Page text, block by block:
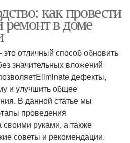
как провести
ремонт в доме
отличный способ обновить
значительных вложений
дефекты,
и улучшить общее
В данной статье мы
проведения
своими руками, а также
советы и рекомендации.